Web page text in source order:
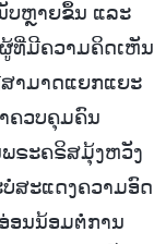
ບຫຼາຍຂຶ້ນ ແລະ
ທີ່ມີຄວາມຄິດເຫັນ
າມາດແຍກແຍະ
ຄວບຄຸມຄົນ
ຣະຄຣິສມຸ້ງຫວັງ
ສະແດງຄວາມອົດ
ອນນ້ອມຕໍ່ການ